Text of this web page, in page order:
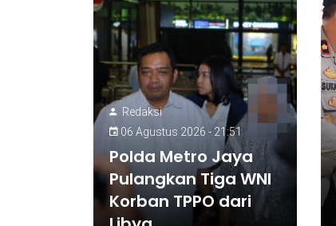
Redaksi
06 Agustus 2026 - 21:51
Polda Metro Jaya
Pulangkan Tiga WNI
Korban TPPO dari